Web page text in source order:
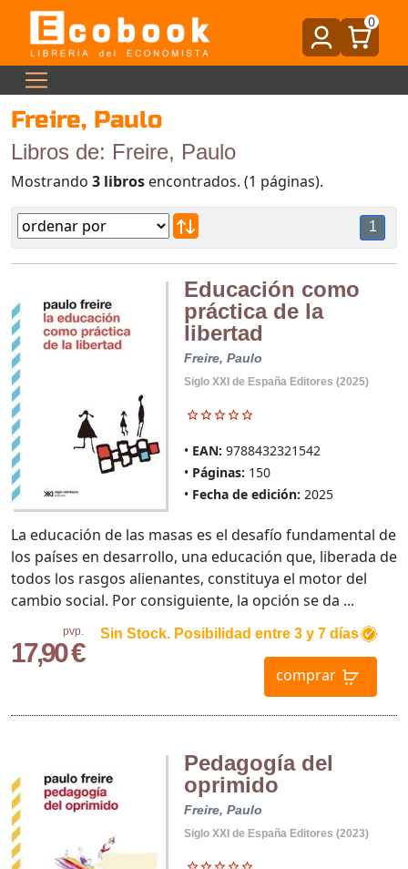
0
Freire, Paulo
Libros de: Freire, Paulo
Mostrando 3 libros encontrados. (1 páginas).
1
Educación como
práctica de la
libertad
Freire, Paulo
Siglo XXI de España Editores (2025)
EAN: 9788432321542
Páginas: 150
Fecha de edición: 2025
pvp.
17,90 €
Sin Stock. Posibilidad entre 3 y 7 días
comprar
La educación de las masas es el desafío fundamental de
los países en desarrollo, una educación que, liberada de
todos los rasgos alienantes, constituya el motor del
cambio social. Por consiguiente, la opción se da ...
Pedagogía del
oprimido
Freire, Paulo
Siglo XXI de España Editores (2023)